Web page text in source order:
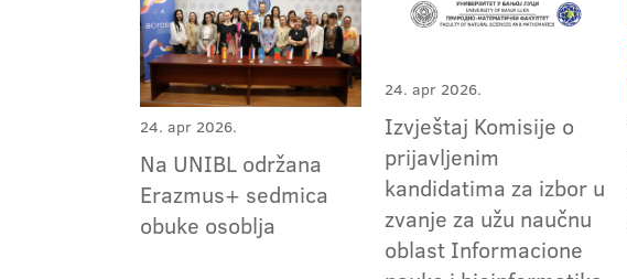
24. apr 2026.
Na UNIBL održana
Erazmus+ sedmica
obuke osoblja
24. apr 2026.
Izvještaj Komisije o
prijavljenim
kandidatima za izbor u
zvanje za užu naučnu
oblast Informacione